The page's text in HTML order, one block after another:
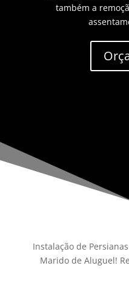
também a
Instalação de
Marido de Aluguel!